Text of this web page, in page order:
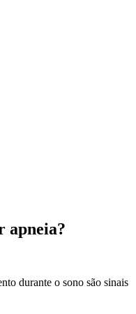
apneia?
durante o sono são sinais